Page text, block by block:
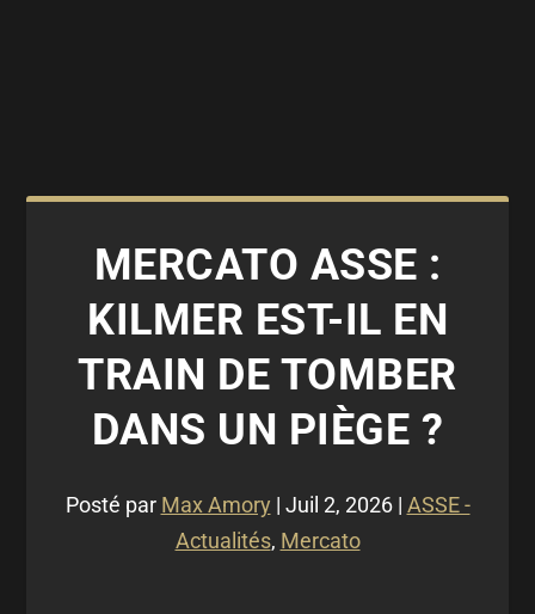
MERCATO ASSE :
KILMER EST-IL EN
TRAIN DE TOMBER
DANS UN PIÈGE ?
Posté par Max Amory | Juil 2, 2026| ASSE -
Actualités, Mercato